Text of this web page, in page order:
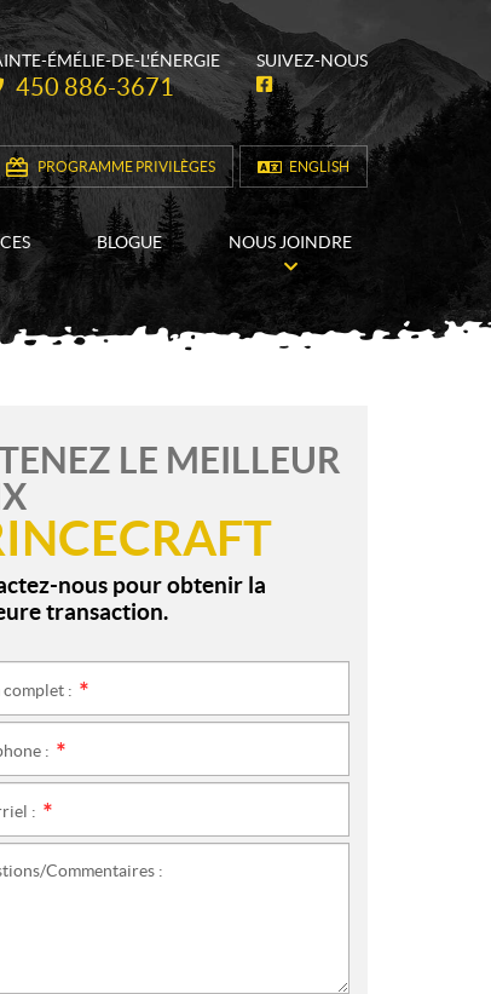
ÉMÉLIE-DE-L'ÉNERGIE
:
450 886-3671
SUIVEZ-NOUS
F
a
c
e
b
o
o
PROGRAMME PRIVILÈGES ENGLISH
BLOGUE NOUS JOINDRE
LE MEILLEUR
nous pour obtenir la
transaction.
complet :
:
:
Commentaires :